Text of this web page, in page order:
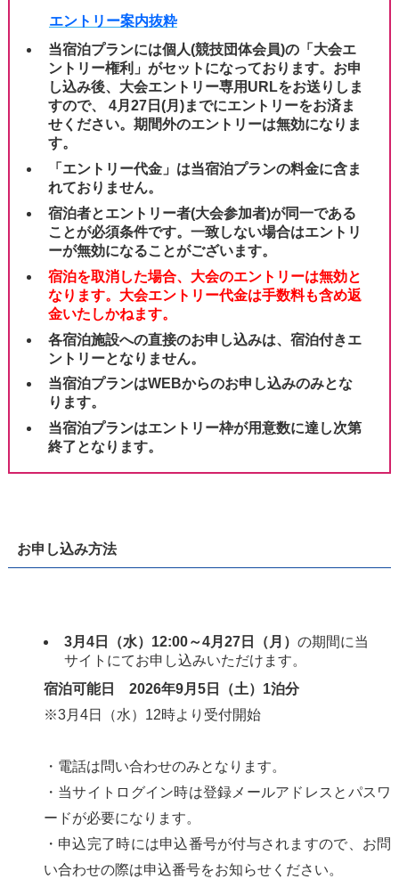
エントリー案内抜粋
当宿泊プランには個人(競技団体会員)の「大会エ
ントリー権利」がセットになっております。 お申
し込み後、大会エントリー専用URLをお送りしま
すので、 ​4月27日(月)までにエントリーをお済ま
せください。期間外のエントリーは無効になりま
す。
「エントリー代金」は当宿泊プランの料金に含ま
れておりません。
宿泊者とエントリー者(大会参加者)が同一である
ことが必須条件です。一致しない場合はエントリ
ーが無効になることがございます。
宿泊を取消した場合、大会のエントリーは無効と
なります。大会エントリー代金は手数料も含め返
金いたしかねます。
各宿泊施設への直接のお申し込みは、宿泊付きエ
ントリーとなりません。
当宿泊プランはWEBからのお申し込みのみとな
ります。
当宿泊プランはエントリー枠が用意数に達し次第
終了となります。
お申し込み方法
3月4日（水）12:00～4月27日（月）の期間に当
サイトにてお申し込みいただけます。
宿泊可能日 2026年9月5日（土）1泊分
※3月4日（水）12時より受付開始
・電話は問い合わせのみとなります。
・当サイトログイン時は登録メールアドレスとパスワ
ードが必要になります。
・申込完了時には申込番号が付与されますので、お問
い合わせの際は申込番号をお知らせください。